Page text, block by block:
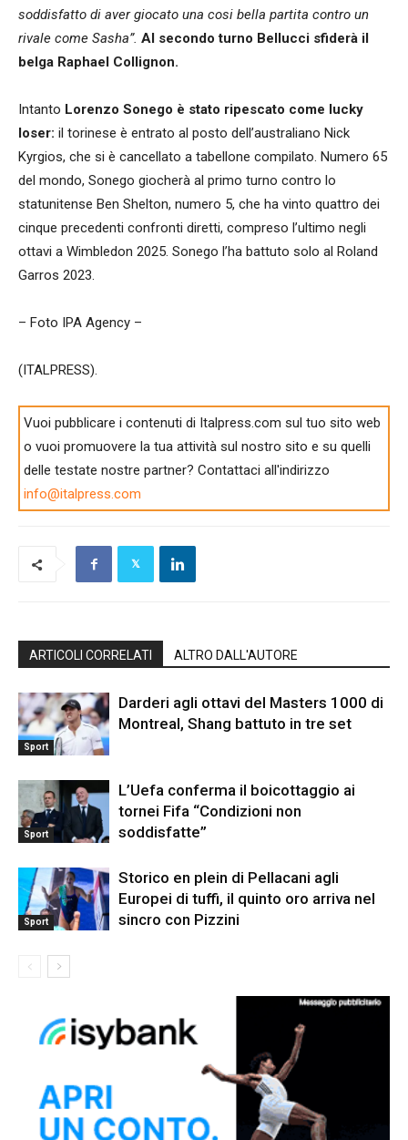
soddisfatto di aver giocato una cosi bella partita contro un
rivale come Sasha”. Al secondo turno Bellucci sfiderà il
belga Raphael Collignon.
Intanto Lorenzo Sonego è stato ripescato come lucky
loser: il torinese è entrato al posto dell’australiano Nick
Kyrgios, che si è cancellato a tabellone compilato. Numero 65
del mondo, Sonego giocherà al primo turno contro lo
statunitense Ben Shelton, numero 5, che ha vinto quattro dei
cinque precedenti confronti diretti, compreso l’ultimo negli
ottavi a Wimbledon 2025. Sonego l’ha battuto solo al Roland
Garros 2023.
– Foto IPA Agency –
(ITALPRESS).
Vuoi pubblicare i contenuti di Italpress.com sul tuo sito web
o vuoi promuovere la tua attività sul nostro sito e su quelli
delle testate nostre partner? Contattaci all'indirizzo
info@italpress.com
ARTICOLI CORRELATI ALTRO DALL'AUTORE
Sport
Darderi agli ottavi del Masters 1000 di
Montreal, Shang battuto in tre set
Sport
L’Uefa conferma il boicottaggio ai
tornei Fifa “Condizioni non
soddisfatte”
Sport
Storico en plein di Pellacani agli
Europei di tuffi, il quinto oro arriva nel
sincro con Pizzini